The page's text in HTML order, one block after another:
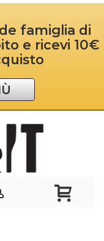
famiglia di
e ricevi 10€